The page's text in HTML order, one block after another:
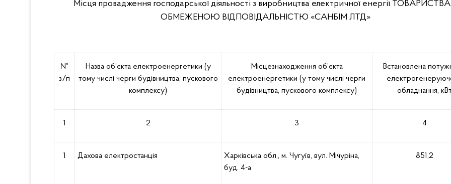
Місця провадження господарської діяльності з виробництва електричної енергії
ОБМЕЖЕНОЮ ВІДПОВІДАЛЬНІСТЮ «САНБІМ ЛТД»
№
з/п
Назва об’єкта електроенергетики (у
тому числі черги будівництва, пускового
комплексу)
Місцезнаходження об’єкта
електроенергетики (у тому числі черги
будівництва, пускового комплексу)
Встановлена
обладнання,
1 2 3 4
1 Дахова електростанція
Харківська обл., м. Чугуїв, вул. Мічуріна,
буд. 4-а
851,2